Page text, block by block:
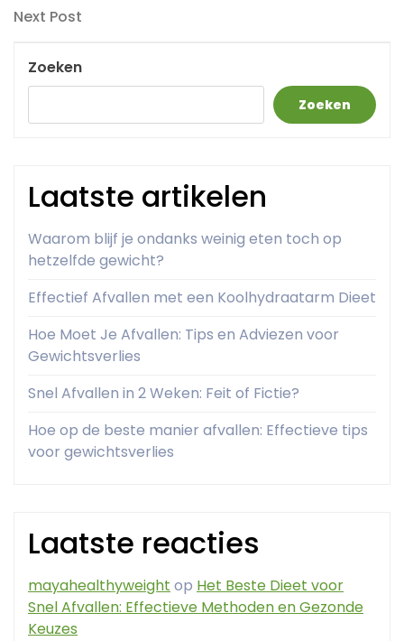
Next
Next Post
Zoeken
Zoeken
Laatste artikelen
Waarom blijf je ondanks weinig eten toch op
hetzelfde gewicht?
Effectief Afvallen met een Koolhydraatarm Dieet
Hoe Moet Je Afvallen: Tips en Adviezen voor
Gewichtsverlies
Snel Afvallen in 2 Weken: Feit of Fictie?
Hoe op de beste manier afvallen: Effectieve tips
voor gewichtsverlies
Laatste reacties
mayahealthyweight op Het Beste Dieet voor
Snel Afvallen: Effectieve Methoden en Gezonde
Keuzes